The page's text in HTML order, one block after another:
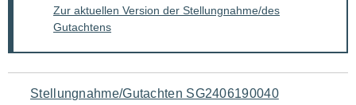
Zur aktuellen Version der Stellungnahme/des
Gutachtens
Navigation
Stellungnahme/Gutachten SG2406190040